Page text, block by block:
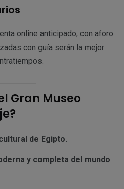
online anticipado, con aforo
con guía serán la mejor
Gran Museo
de Egipto.
y completa del mundo